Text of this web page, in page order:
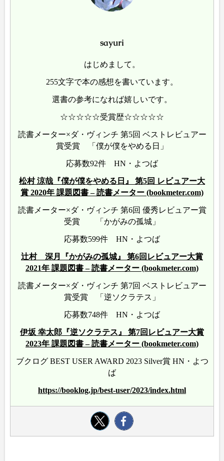
sayuri
はじめまして。
255文字で本の感想を書いています。
選書の参考になれば嬉しいです。
☆☆☆☆☆受賞歴☆☆☆☆☆
読書メーター×ダ・ヴィンチ 第5回 ベストレビュアー
賞受賞 「僕が僕をやめる日」
応募数92件 HN・よつば
松村 涼哉『僕が僕をやめる日』 第5回 レビュアー大
賞 2020年 課題図書 – 読書メーター (bookmeter.com)
読書メーター×ダ・ヴィンチ 第6回 優秀レビュアー賞
受賞 「かがみの孤城」
応募数599件 HN・よつば
辻村 深月『かがみの孤城』 第6回レビュアー大賞
2021年 課題図書 – 読書メーター (bookmeter.com)
読書メーター×ダ・ヴィンチ 第7回 ベストレビュアー
賞受賞 「逆ソクラテス」
応募数748件 HN・よつば
伊坂 幸太郎『逆ソクラテス』 第7回レビュアー大賞
2023年 課題図書 – 読書メーター (bookmeter.com)
ブクログ BEST USER AWARD 2023 Silver賞 HN・よつ
ば
https://booklog.jp/best-user/2023/index.html